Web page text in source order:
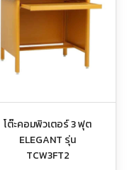
โต๊ะคอมพิวเตอร์ 3 ฟุต
ELEGANT รุ่น
TCW3FT2